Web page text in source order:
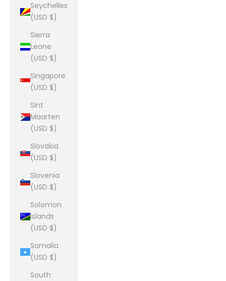
Seychelles
(USD $)
Sierra
Leone
(USD $)
Singapore
(USD $)
Sint
Maarten
(USD $)
Slovakia
(USD $)
Slovenia
(USD $)
Solomon
Islands
(USD $)
Somalia
(USD $)
South